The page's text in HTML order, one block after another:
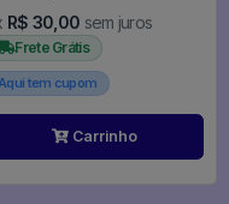
R$ 30,00 sem juros
Frete Grátis
Aqui tem cupom
Carrinho